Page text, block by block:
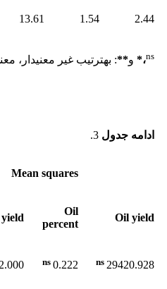
2.44
1.54
13.61
ns،* و**: به­ترتیب غیر
ادامه جدول
Mean squares
Oil yield
Oil
percent
yield
29420.928
0.222